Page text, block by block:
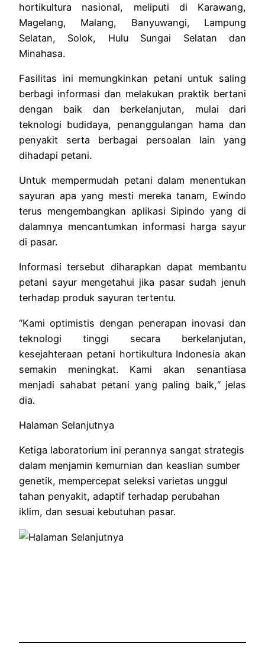
hortikultura nasional, meliputi di Karawang,
Magelang, Malang, Banyuwangi, Lampung
Selatan, Solok, Hulu Sungai Selatan dan
Minahasa.
Fasilitas ini memungkinkan petani untuk saling
berbagi informasi dan melakukan praktik bertani
dengan baik dan berkelanjutan, mulai dari
teknologi budidaya, penanggulangan hama dan
penyakit serta berbagai persoalan lain yang
dihadapi petani.
Untuk mempermudah petani dalam menentukan
sayuran apa yang mesti mereka tanam, Ewindo
terus mengembangkan aplikasi Sipindo yang di
dalamnya mencantumkan informasi harga sayur
di pasar.
Informasi tersebut diharapkan dapat membantu
petani sayur mengetahui jika pasar sudah jenuh
terhadap produk sayuran tertentu.
“Kami optimistis dengan penerapan inovasi dan
teknologi tinggi secara berkelanjutan,
kesejahteraan petani hortikultura Indonesia akan
semakin meningkat. Kami akan senantiasa
menjadi sahabat petani yang paling baik,“ jelas
dia.
Halaman Selanjutnya
Ketiga laboratorium ini perannya sangat strategis
dalam menjamin kemurnian dan keaslian sumber
genetik, mempercepat seleksi varietas unggul
tahan penyakit, adaptif terhadap perubahan
iklim, dan sesuai kebutuhan pasar.